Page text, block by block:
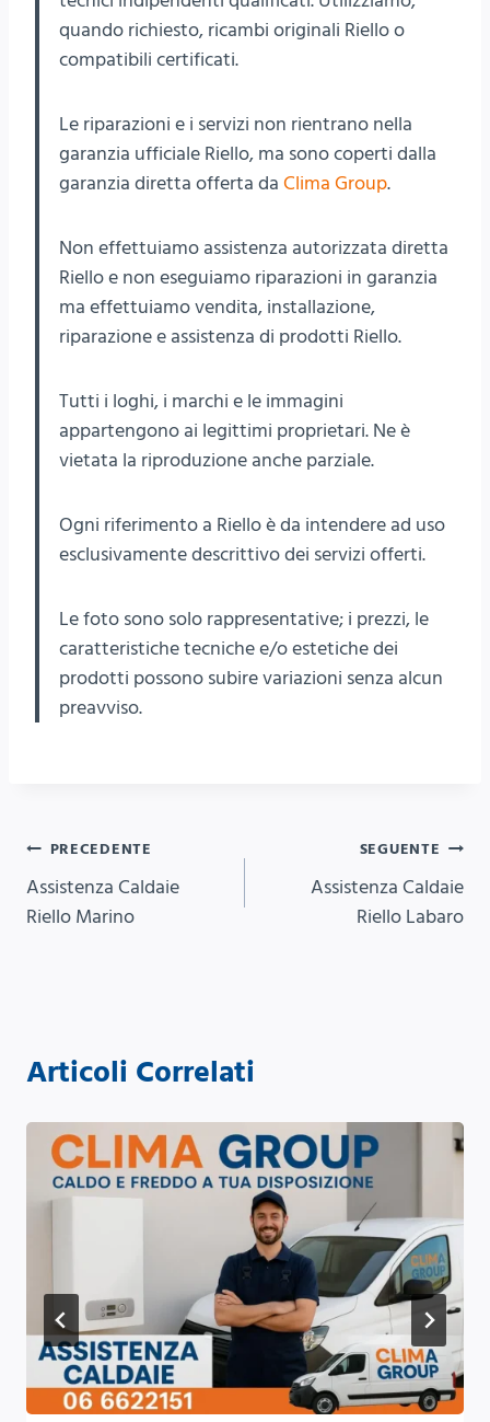
quando richiesto, ricambi originali Riello o
compatibili certificati.
Le riparazioni e i servizi non rientrano nella
garanzia ufficiale Riello, ma sono coperti dalla
garanzia diretta offerta da Clima Group.
Non effettuiamo assistenza autorizzata diretta
Riello e non eseguiamo riparazioni in garanzia
ma effettuiamo vendita, installazione,
riparazione e assistenza di prodotti Riello.
Tutti i loghi, i marchi e le immagini
appartengono ai legittimi proprietari. Ne è
vietata la riproduzione anche parziale.
Ogni riferimento a Riello è da intendere ad uso
esclusivamente descrittivo dei servizi offerti.
Le foto sono solo rappresentative; i prezzi, le
caratteristiche tecniche e/o estetiche dei
prodotti possono subire variazioni senza alcun
preavviso.
Navigazione
articoli
PRECEDENTE
Assistenza Caldaie
Riello Marino
SEGUENTE
Assistenza Caldaie
Riello Labaro
Articoli Correlati